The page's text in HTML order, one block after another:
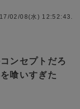
02/08(水) 12:52:43.
ンセプトだろ
喰いすぎた